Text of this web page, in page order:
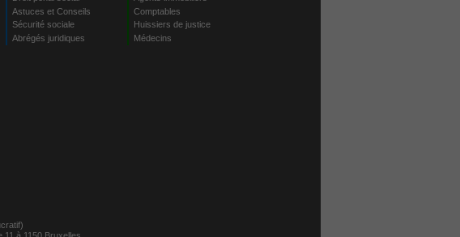
Astuces et Conseils
Sécurité sociale
Abrégés juridiques
Comptables
Huissiers de justice
Médecins